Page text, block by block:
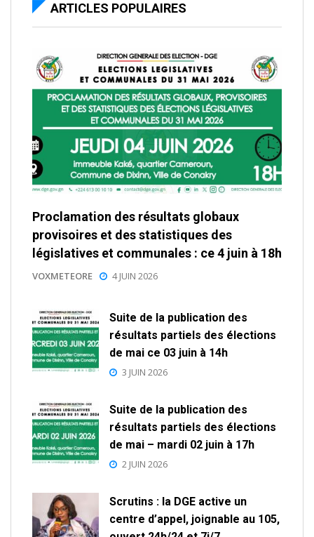
ARTICLES POPULAIRES
Proclamation des résultats globaux
provisoires et des statistiques des
législatives et communales : ce 4 juin à 18h
VOXMETEORE 4 JUIN 2026
Suite de la publication des
résultats partiels des élections
de mai ce 03 juin à 14h
3 JUIN 2026
Suite de la publication des
résultats partiels des élections
de mai – mardi 02 juin à 17h
2 JUIN 2026
Scrutins : la DGE active un
centre d’appel, joignable au 105,